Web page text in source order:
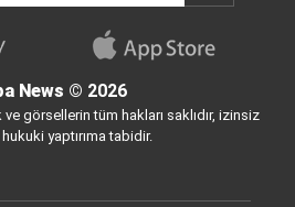
News © 2026
görsellerin tüm hakları saklıdır, izinsiz
hukuki yaptırıma tabidir.